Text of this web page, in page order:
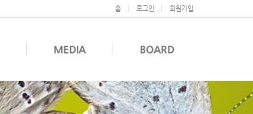
홈 로그인 회원가입
MEDIA BOARD